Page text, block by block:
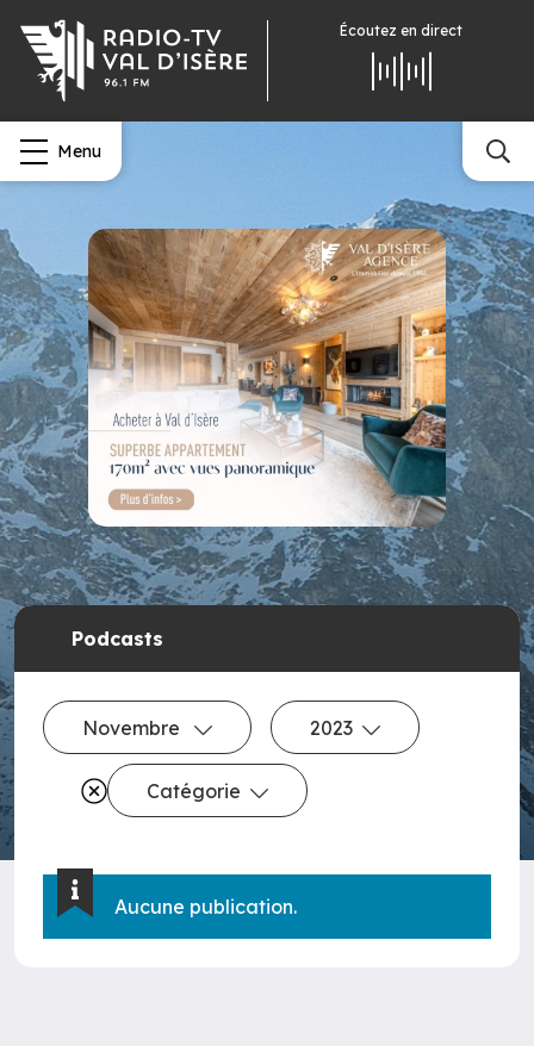
Écoutez en direct
Menu
Podcasts
Novembre 2023
Catégorie
Aucune publication.